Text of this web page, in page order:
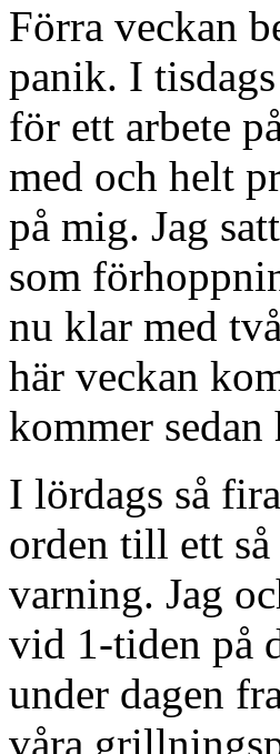
Förra veckan
panik. I
för ett arbete
med och helt
på mig. Jag
som
nu klar med
här veckan
kommer sedan
I lördags så
orden till ett
varning. Jag
vid 1-tiden på
under dagen
våra